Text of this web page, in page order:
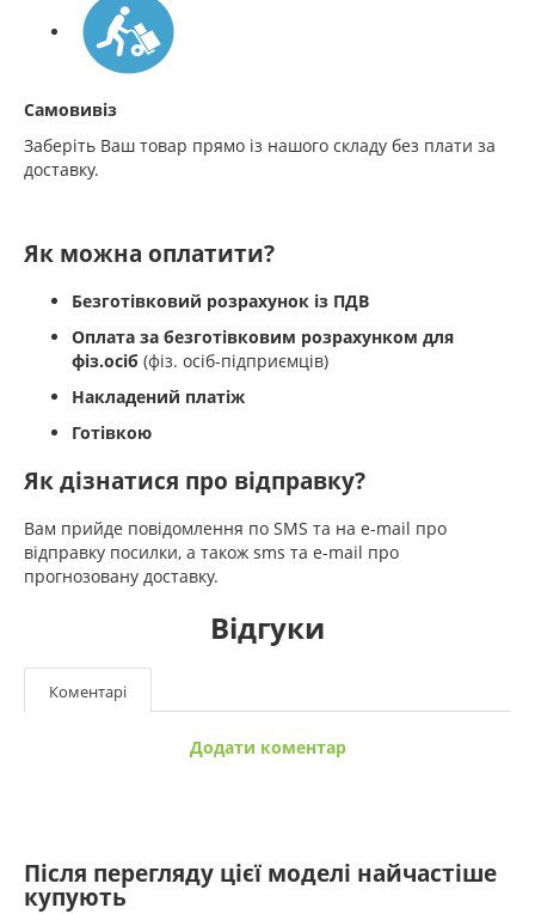
Самовивіз
Заберіть Ваш товар прямо із нашого складу без плати за
доставку.
Як можна оплатити?
Безготівковий розрахунок із ПДВ
Оплата за безготівковим розрахунком для
фіз.осіб (фіз. осіб-підприємців)
Накладений платіж
Готівкою
Як дізнатися про відправку?
Вам прийде повідомлення по SMS та на e-mail про
відправку посилки, а також sms та e-mail про
прогнозовану доставку.
Відгуки
Коментарі
Додати коментар
Після перегляду цієї моделі найчастіше
купують